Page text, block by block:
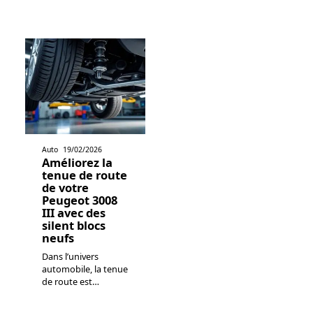
Auto 19/02/2026
Améliorez la
tenue de route
de votre
Peugeot 3008
III avec des
silent blocs
neufs
Dans l’univers
automobile, la tenue
de route est…